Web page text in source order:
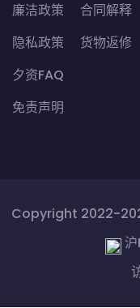
廉洁政策
隐私政策
夕资FAQ
免责声明
合同解释
货物返修
Copyright 2022-